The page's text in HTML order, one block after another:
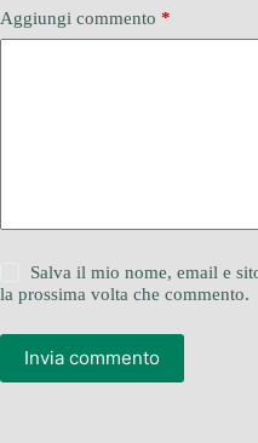
Aggiungi commento *
Salva il mio nome, email e
la prossima volta che commento.
Invia commento